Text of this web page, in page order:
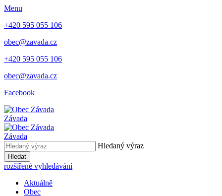
Menu
+420 595 055 106
obec@zavada.cz
+420 595 055 106
obec@zavada.cz
Facebook
Závada
Závada
Hledaný výraz
Hledat
rozšířené vyhledávání
Aktuálně
Obec